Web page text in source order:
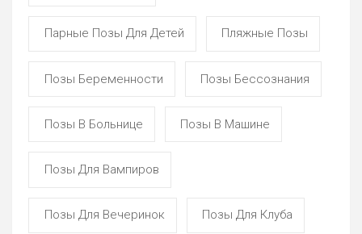
Парные Позы Для Детей Пляжные Позы
Позы Беременности Позы Бессознания
Позы В Больнице Позы В Машине
Позы Для Вампиров
Позы Для Вечеринок Позы Для Клуба